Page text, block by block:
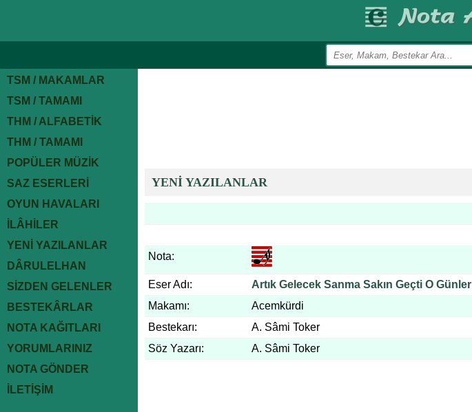
TSM / MAKAMLAR
TSM / TAMAMI
THM / ALFABETİK
THM / TAMAMI
POPÜLER MÜZİK
SAZ ESERLERİ
OYUN HAVALARI
İLÂHİLER
YENİ YAZILANLAR
DÂRULELHAN
SİZDEN GELENLER
BESTEKÂRLAR
NOTA KAĞITLARI
YORUMLARINIZ
NOTA GÖNDER
İLETİŞİM
YENİ YAZILANLAR
Nota:
Eser Adı:
Artık Gelecek Sanma Sakın Geçti O Günler
Makamı:
Acemkürdi
Bestekarı:
A. Sâmi Toker
Söz Yazarı:
A. Sâmi Toker